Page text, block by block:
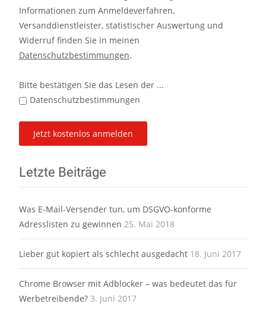
Informationen zum Anmeldeverfahren,
Versanddienstleister, statistischer Auswertung und
Widerruf finden Sie in meinen
Datenschutzbestimmungen.
Bitte bestätigen Sie das Lesen der ...
Datenschutzbestimmungen
Letzte Beiträge
Was E-Mail-Versender tun, um DSGVO-konforme
Adresslisten zu gewinnen 25. Mai 2018
Lieber gut kopiert als schlecht ausgedacht 18. Juni 2017
Chrome Browser mit Adblocker – was bedeutet das für
Werbetreibende? 3. Juni 2017